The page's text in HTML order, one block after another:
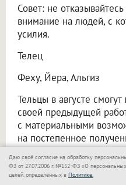
Совет: не
внимание на людей, с
усилия.
Телец
Феху, Йера, Альгиз
Тельцы в августе смогут
своей предыдущей
с материальными
на постепенное
к тому, что уже удалось
перемены могут
Даю своё согласие на обработку
ФЗ от 27.07.2006 г. №152-ФЗ «О
целей, определённых в Политике.